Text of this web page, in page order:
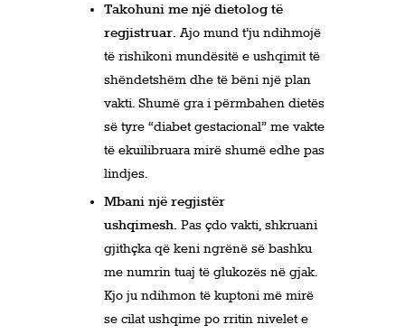
Takohuni me një dietolog të
regjistruar. Ajo mund t’ju ndihmojë
të rishikoni mundësitë e ushqimit të
shëndetshëm dhe të bëni një plan
vakti. Shumë gra i përmbahen dietës
së tyre “diabet gestacional” me vakte
të ekuilibruara mirë shumë edhe pas
lindjes.
Mbani një regjistër
ushqimesh. Pas çdo vakti, shkruani
gjithçka që keni ngrënë së bashku
me numrin tuaj të glukozës në gjak.
Kjo ju ndihmon të kuptoni më mirë
se cilat ushqime po rritin nivelet e